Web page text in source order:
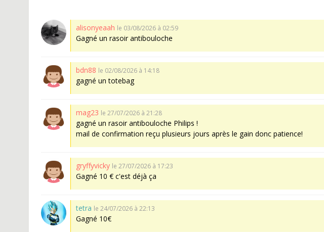
alisonyeaah le 03/08/2026 à 02:59
Gagné un rasoir antibouloche
bdn88 le 02/08/2026 à 14:18
gagné un totebag
mag23 le 27/07/2026 à 21:28
gagné un rasoir antibouloche Philips !
mail de confirmation reçu plusieurs jours après le gain donc patience!
gryffyvicky le 27/07/2026 à 17:23
Gagné 10 € c'est déjà ça
tetra le 24/07/2026 à 22:13
Gagné 10€